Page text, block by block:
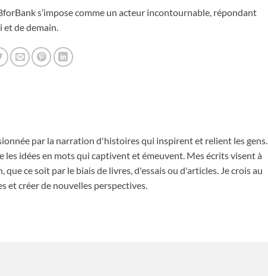
s’impose comme un acteur incontournable, répondant
et de demain.
par la narration d'histoires qui inspirent et relient les gens.
idées en mots qui captivent et émeuvent. Mes écrits visent à
ce soit par le biais de livres, d'essais ou d'articles. Je crois au
et créer de nouvelles perspectives.